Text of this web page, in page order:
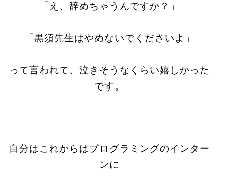
「え、辞めちゃうんですか？」
「黒須先生はやめないでくださいよ」
って言われて、泣きそうなくらい嬉しかった
です。
自分はこれからはプログラミングのインター
ンに